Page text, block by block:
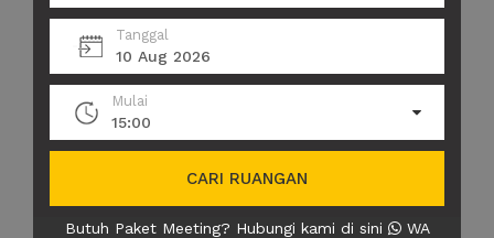
Tanggal
10 Aug 2026
Mulai
15:00
CARI RUANGAN
Butuh Paket Meeting? Hubungi kami di sini
WA